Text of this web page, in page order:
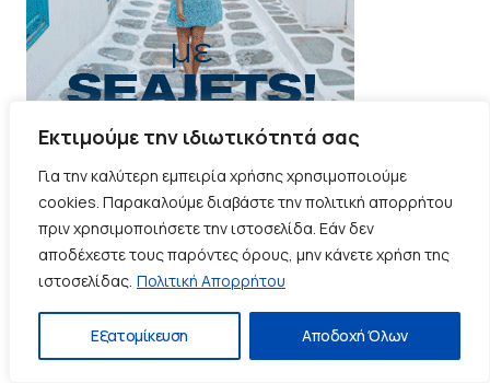
Εκτιμούμε την ιδιωτικότητά σας
Για την καλύτερη εμπειρία χρήσης χρησιμοποιούμε
cookies. Παρακαλούμε διαβάστε την πολιτική απορρήτου
πριν χρησιμοποιήσετε την ιστοσελίδα. Εάν δεν
αποδέχεστε τους παρόντες όρους, μην κάνετε χρήση της
ιστοσελίδας. Πολιτική Απορρήτου
Εξατομίκευση Αποδοχή Όλων
PCT